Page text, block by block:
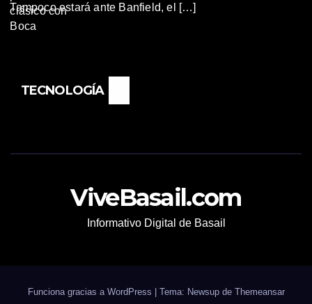
Tampoco estará ante Banfield, el […]
TECNOLOGÍA
ViveBasail.com
Informativo Digital de Basail
Funciona gracias a WordPress | Tema: Newsup de Themeansar